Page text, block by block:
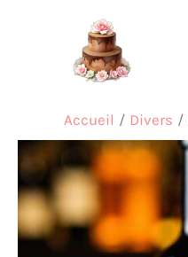
Accueil Divers